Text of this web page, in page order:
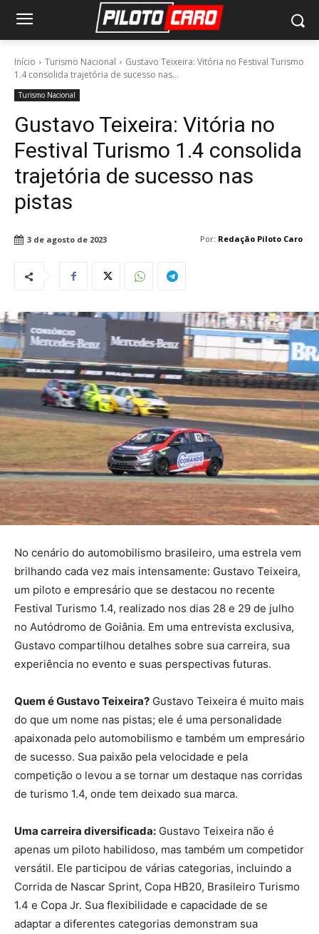
Início Turismo Nacional
Gustavo Teixeira: Vitória no Festival Turismo
1.4 consolida trajetória de sucesso nas...
Turismo Nacional
Gustavo Teixeira: Vitória no
Festival Turismo 1.4 consolida
trajetória de sucesso nas
pistas
Por: Redação Piloto Caro
3 de agosto de 2023
No cenário do automobilismo brasileiro, uma estrela vem
brilhando cada vez mais intensamente: Gustavo Teixeira,
um piloto e empresário que se destacou no recente
Festival Turismo 1.4, realizado nos dias 28 e 29 de julho
no Autódromo de Goiânia. Em uma entrevista exclusiva,
Gustavo compartilhou detalhes sobre sua carreira, sua
experiência no evento e suas perspectivas futuras.
Quem é Gustavo Teixeira? Gustavo Teixeira é muito mais
do que um nome nas pistas; ele é uma personalidade
apaixonada pelo automobilismo e também um empresário
de sucesso. Sua paixão pela velocidade e pela
competição o levou a se tornar um destaque nas corridas
de turismo 1.4, onde tem deixado sua marca.
Uma carreira diversificada: Gustavo Teixeira não é
apenas um piloto habilidoso, mas também um competidor
versátil. Ele participou de várias categorias, incluindo a
Corrida de Nascar Sprint, Copa HB20, Brasileiro Turismo
1.4 e Copa Jr. Sua flexibilidade e capacidade de se
adaptar a diferentes categorias demonstram sua